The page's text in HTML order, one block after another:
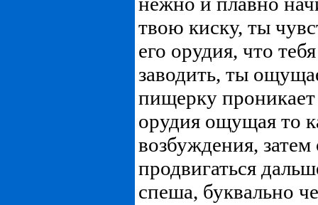
твою киску, ты
его орудия, что
заводить, ты
пищерку проникает
орудия ощущая то
возбуждения,
продвигаться
спеша, буквально